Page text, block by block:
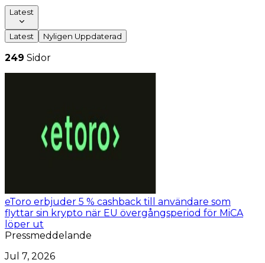
Latest
Latest Nyligen Uppdaterad
249 Sidor
eToro erbjuder 5 % cashback till användare som
flyttar sin krypto när EU övergångsperiod för MiCA
löper ut
Pressmeddelande
Jul 7, 2026